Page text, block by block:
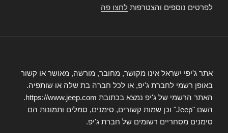
לפרטים נוספים והצטרפות לחצו פה
אתר ג'יפי ישראל אינו מקושר, מחובר, מורשה, מאושר או קשור
באופן רשמי לחברת ג'יפ, או לכל חברה בת שלה או שותפיה.
האתר הרשמי של ג'יפ נמצא בכתובת https://www.jeep.com.
השם "Jeep" וכן שמות קשורים, סימנים, סמלים ותמונות הם
סימנים מסחריים רשומים של חברת ג'יפ.